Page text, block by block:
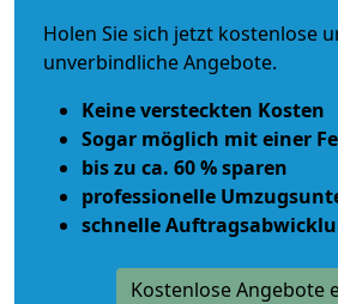
Holen Sie sich jetzt kostenlose
unverbindliche Angebote.
Keine versteckten Kosten
Sogar möglich mit einer
bis zu ca. 60 % sparen
professionelle
schnelle
Kostenlose Angebote